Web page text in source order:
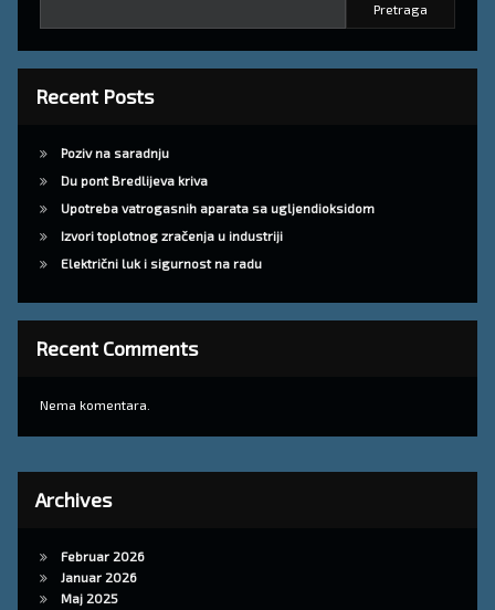
Pretraga
Recent Posts
Poziv na saradnju
Du pont Bredlijeva kriva
Upotreba vatrogasnih aparata sa ugljendioksidom
Izvori toplotnog zračenja u industriji
Električni luk i sigurnost na radu
Recent Comments
Nema komentara.
Archives
Februar 2026
Januar 2026
Maj 2025